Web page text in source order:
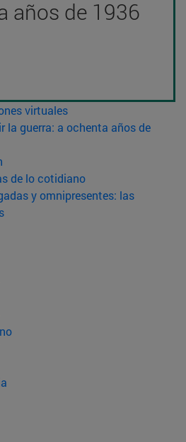
años de 1936
virtuales
la guerra: a ochenta años de
de lo cotidiano
y omnipresentes: las